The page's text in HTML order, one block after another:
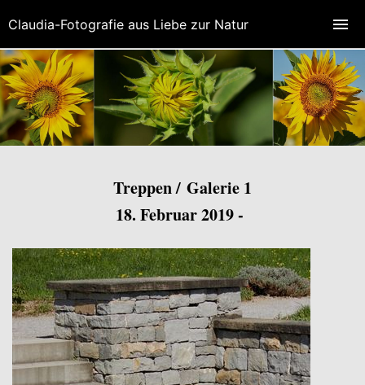
Treppen / Galerie 1
18. Februar 2019 -
Claudia-Fotografie aus Liebe zur Natur